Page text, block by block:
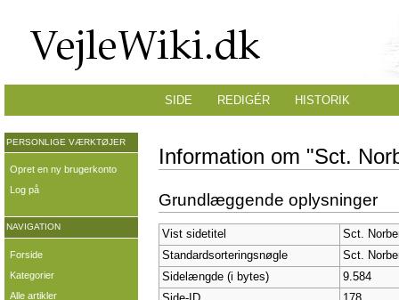
Information om "Sct.
Grundlæggende oplysninger
Vist sidetitel
Sct.
Standardsorteringsnøgle
Sct.
Sidelængde (i bytes)
9.584
SIDE REDIGÉR HISTORIK
PERSONLIGE VÆRKTØJER
Opret en ny brugerkonto
Log på
NAVIGATION
Forside
Kategorier
Alle artikler